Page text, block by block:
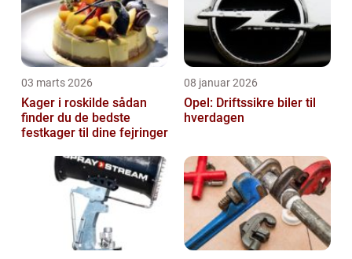
03 marts 2026
Kager i roskilde sådan
finder du de bedste
festkager til dine fejringer
08 januar 2026
Opel: Driftssikre biler til
hverdagen